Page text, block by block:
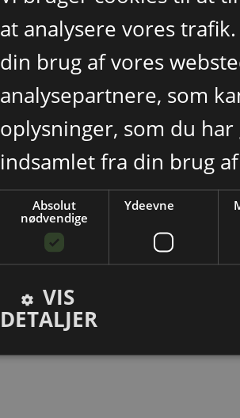
at analysere vores
din brug af vores
analysepartnere, som
oplysninger, som du
indsamlet fra din brug
Absolut
nødvendige
Ydeevne
VIS
DETALJER